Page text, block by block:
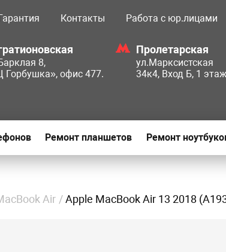
Контакты Работа с юр.лицами
8,
Горбушка», офис 477.
Пролетарская
ул.Марксистская
34к4, Вход Б, 1
Ремонт планшетов Ремонт
Air Apple MacBook Air 13 2018